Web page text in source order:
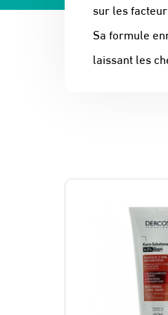
sur les
Sa formule
laissant les